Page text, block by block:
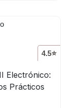
4.5⭐
Electrónico:
Prácticos